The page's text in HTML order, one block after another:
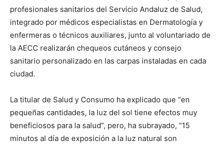
profesionales sanitarios del Servicio Andaluz de Salud,
integrado por médicos especialistas en Dermatología y
enfermeras o técnicos auxiliares, junto al voluntariado de
la AECC realizarán chequeos cutáneos y consejo
sanitario personalizado en las carpas instaladas en cada
ciudad.
La titular de Salud y Consumo ha explicado que “en
pequeñas cantidades, la luz del sol tiene efectos muy
beneficiosos para la salud”, pero, ha subrayado, “15
minutos al día de exposición a la luz natural son